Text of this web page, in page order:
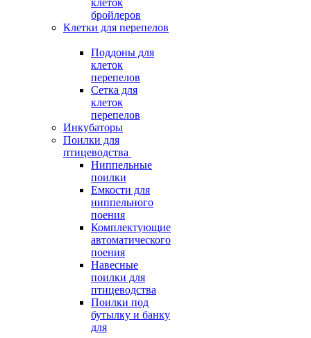
клеток
бройлеров
Клетки для перепелов
Поддоны для
клеток
перепелов
Сетка для
клеток
перепелов
Инкубаторы
Поилки для
птицеводства
Ниппельные
поилки
Емкости для
ниппельного
поения
Комплектующие
автоматического
поения
Навесные
поилки для
птицеводства
Поилки под
бутылку и банку
для